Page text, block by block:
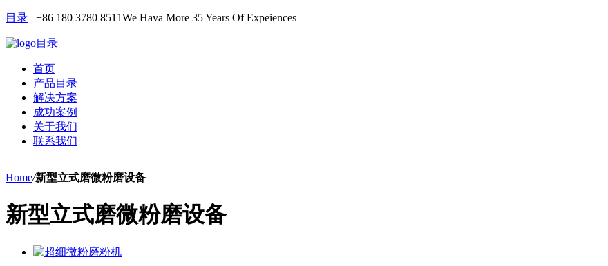
目录 +86 180 3780 8511We Hava More 35 Years Of Expeiences
目录
首页
产品目录
解决方案
成功案例
关于我们
联系我们
Home/新型立式磨微粉磨设备
新型立式磨微粉磨设备